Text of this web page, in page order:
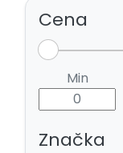
Cena
Min
Značka